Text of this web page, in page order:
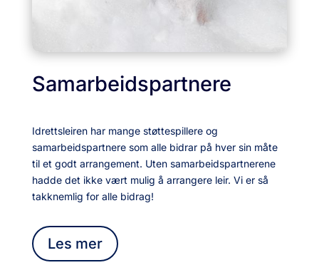
Samarbeidspartnere
Idrettsleiren har mange støttespillere og
samarbeidspartnere som alle bidrar på hver sin måte
til et godt arrangement. Uten samarbeidspartnerene
hadde det ikke vært mulig å arrangere leir. Vi er så
takknemlig for alle bidrag!
Les mer